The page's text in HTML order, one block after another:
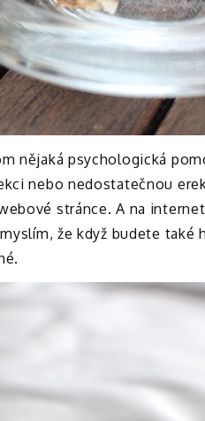
nějaká psychologická
nebo nedostatečnou
stránce. A na
že když budete